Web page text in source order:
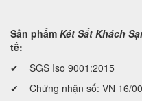
Sản phẩm Két Sắt Khách
tế:
✔ SGS Iso 9001:2015
✔ Chứng nhận số: VN 16/